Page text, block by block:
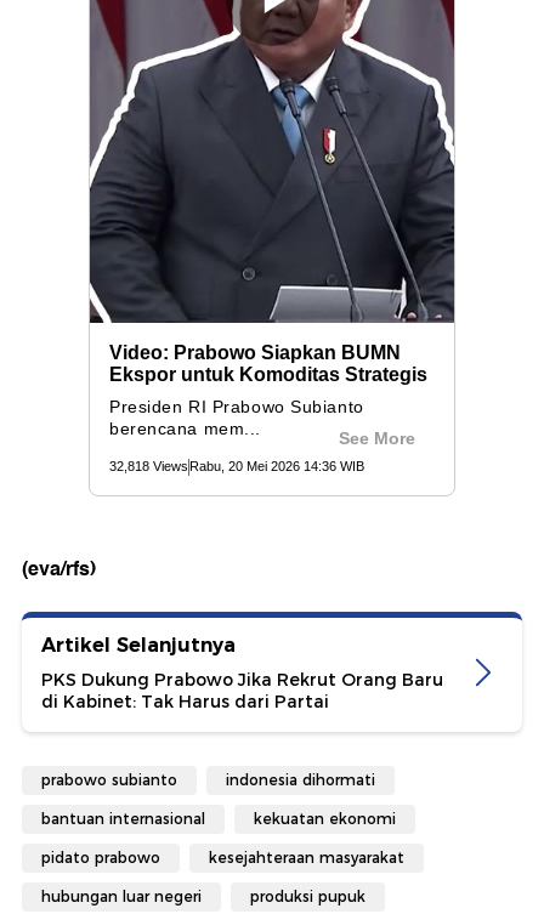
(eva/rfs)
Artikel Selanjutnya
PKS Dukung Prabowo Jika Rekrut Orang Baru
di Kabinet: Tak Harus dari Partai
prabowo subianto indonesia dihormati
bantuan internasional kekuatan ekonomi
pidato prabowo kesejahteraan masyarakat
hubungan luar negeri produksi pupuk